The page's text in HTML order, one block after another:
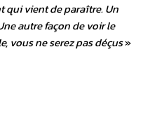
qui vient de paraître. Un
autre façon de voir le
vous ne serez pas déçus»